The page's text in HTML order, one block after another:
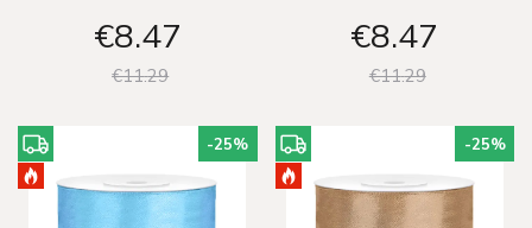
€8 47
€1129
€8 47
€1129
-25% -25%